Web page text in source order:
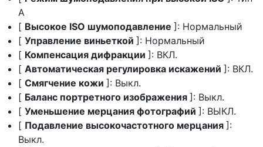
A
[ Высокое ISO шумоподавление ]: Нормальный
[ Управление виньеткой ]: Нормальный
[ Компенсация дифракции ]: ВКЛ.
[ Автоматическая регулировка искажений ]: ВКЛ.
[ Смягчение кожи ]: Выкл.
[ Баланс портретного изображения ]: Выкл.
[ Уменьшение мерцания фотографий ]: ВЫКЛ.
[ Подавление высокочастотного мерцания ]:
Выкл.